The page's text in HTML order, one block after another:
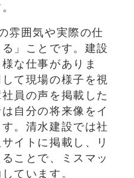
雰囲気や実際の仕
」ことです。建設
な仕事がありま
て現場の様子を視
員の声を掲載した
自分の将来像をイ
。清水建設では社
イトに掲載し、リ
ことで、ミスマッ
ています。